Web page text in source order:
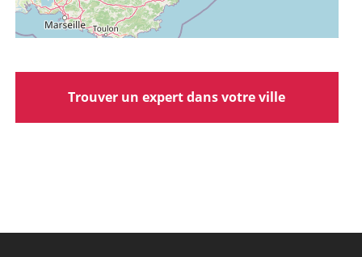
Trouver un expert dans votre ville